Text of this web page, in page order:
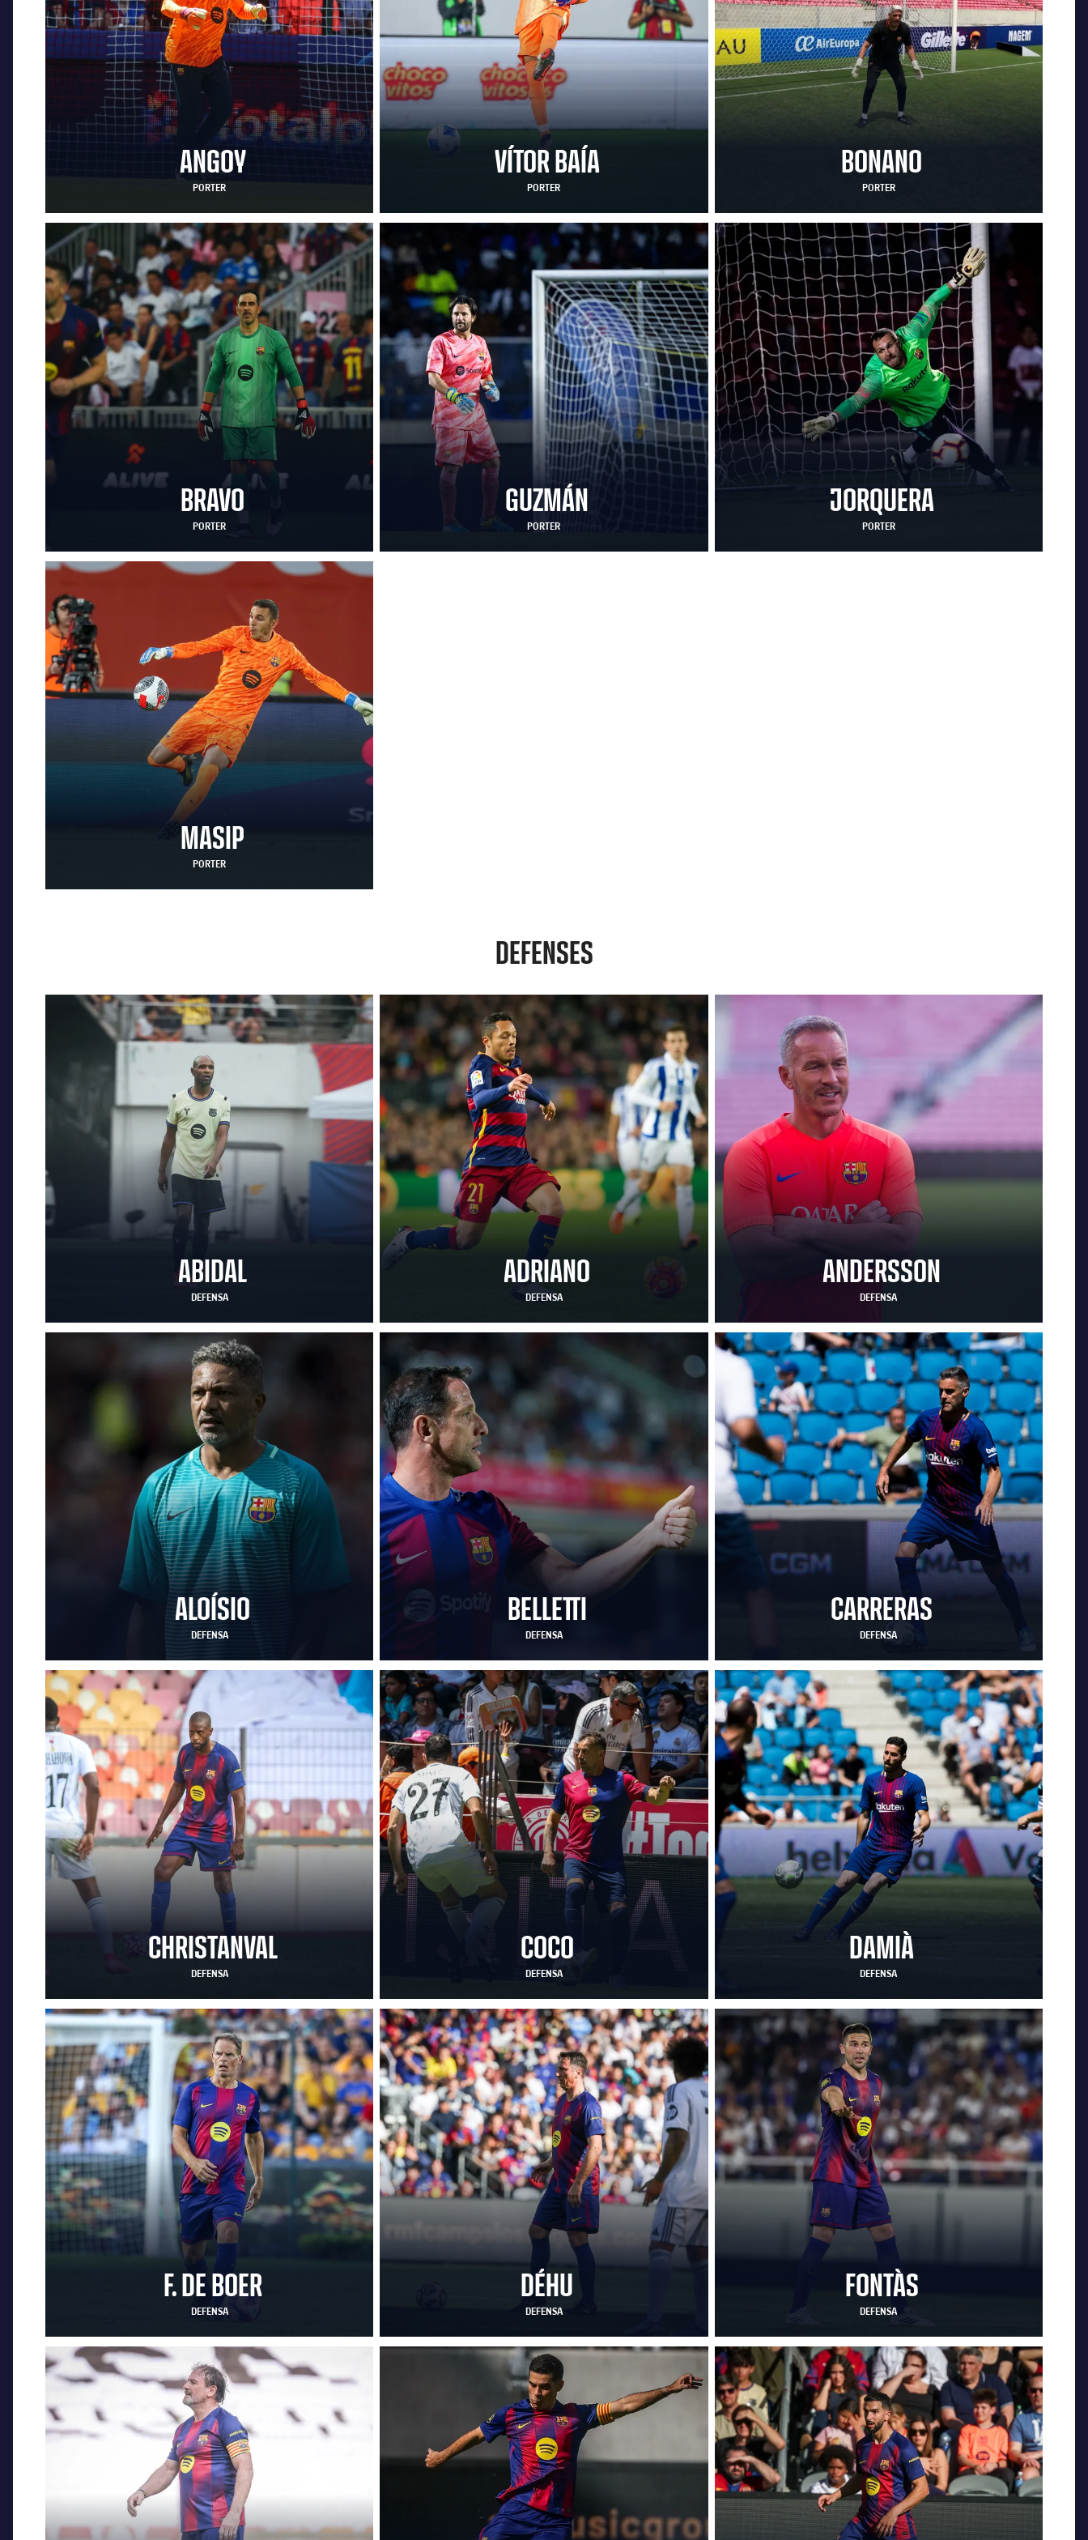
ANGOY
PORTER
VÍTOR BAÍA
PORTER
BONANO
PORTER
BRAVO
PORTER
GUZMÁN
PORTER
JORQUERA
PORTER
MASIP
PORTER
DEFENSES
ABIDAL
DEFENSA
ADRIANO
DEFENSA
ANDERSSON
DEFENSA
ALOÍSIO
DEFENSA
BELLETTI
DEFENSA
CARRERAS
DEFENSA
CHRISTANVAL
DEFENSA
COCO
DEFENSA
DAMIÀ
DEFENSA
F. DE BOER
DEFENSA
DÉHU
DEFENSA
FONTÀS
DEFENSA